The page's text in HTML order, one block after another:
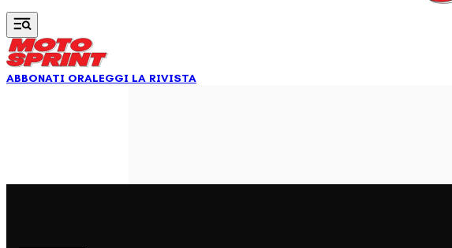
ABBONATI ORALEGGI LA RIVISTA